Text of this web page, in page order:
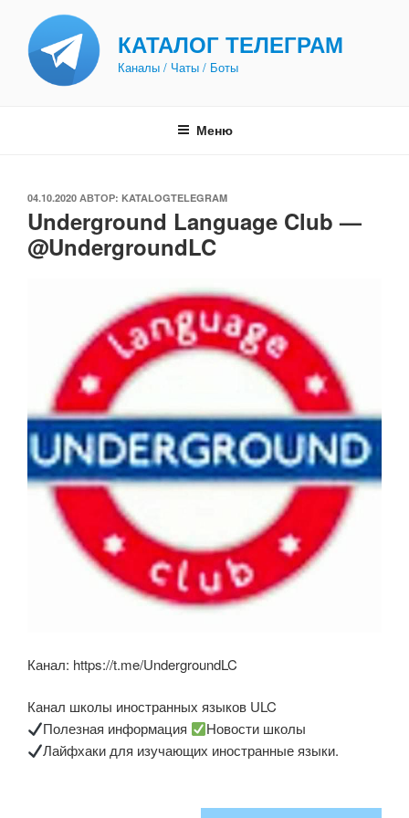
содержимому
КАТАЛОГ ТЕЛЕГРАМ
Каналы / Чаты / Боты
Меню
ОПУБЛИКОВАНО
04.10.2020 АВТОР: KATALOGTELEGRAM
Underground Language Club —
@UndergroundLC
Канал: https://t.me/UndergroundLC
Канал школы иностранных языков ULC
Полезная информация
Новости школы
Лайфхаки для изучающих иностранные языки.